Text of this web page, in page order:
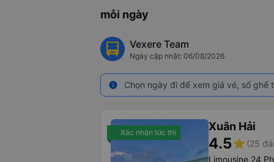
mỗi ngày
Vexere Team
Ngày cập nhật: 06/08/2026
info Chọn ngày đi để xem giá vé, số
Xác nhận tức thì Xuân Hải
4.5star (25
Limousine 24